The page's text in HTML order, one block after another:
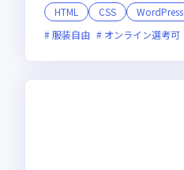
HTML
CSS WordPress
服装自由
オンライン選考可